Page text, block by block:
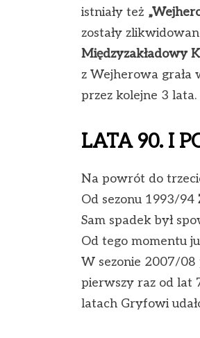
istniały też
zostały
Międzyzakładowy
z Wejherowa
przez kolejne 3 lata.
LATA 90. I
Na powrót do
Od sezonu 1993/94
Sam spadek był
Od tego momentu
W sezonie 2007/08
pierwszy raz od lat
latach Gryfowi